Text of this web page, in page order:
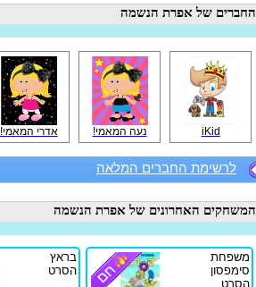
החברים של אפרת הנשמה
iKid נעה המאמי! אדרי המאמי!
לרשימת החברים המלאה
המשחקים האחרונים של אפרת הנשמה
משפחת
סימפסון
הסרט
בראץ
הסרט